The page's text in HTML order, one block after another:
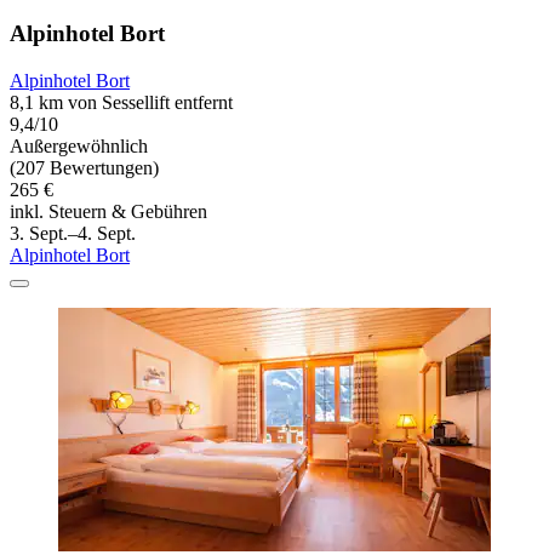
Alpinhotel Bort
Alpinhotel Bort
8,1 km von Sessellift entfernt
9,4/10
Außergewöhnlich
(207 Bewertungen)
265 €
inkl. Steuern & Gebühren
3. Sept.–4. Sept.
Alpinhotel Bort